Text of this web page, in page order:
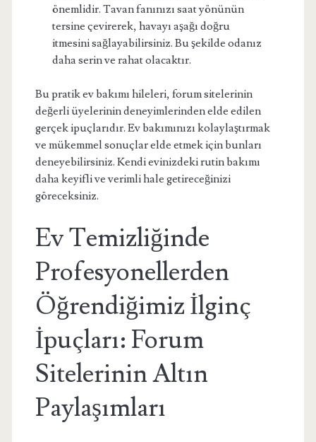
önemlidir. Tavan fanınızı saat yönünün
tersine çevirerek, havayı aşağı doğru
itmesini sağlayabilirsiniz. Bu şekilde odanız
daha serin ve rahat olacaktır.
Bu pratik ev bakımı hileleri, forum sitelerinin
değerli üyelerinin deneyimlerinden elde edilen
gerçek ipuçlarıdır. Ev bakımınızı kolaylaştırmak
ve mükemmel sonuçlar elde etmek için bunları
deneyebilirsiniz. Kendi evinizdeki rutin bakımı
daha keyifli ve verimli hale getireceğinizi
göreceksiniz.
Ev Temizliğinde
Profesyonellerden
Öğrendiğimiz İlginç
İpuçları: Forum
Sitelerinin Altın
Paylaşımları